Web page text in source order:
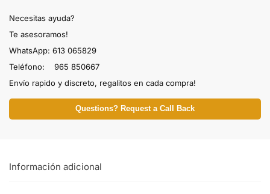
Necesitas ayuda?
Te asesoramos!
WhatsApp: 613 065829
Teléfono: 965 850667
Envío rapido y discreto, regalitos en cada compra!
Questions? Request a Call Back
Información adicional